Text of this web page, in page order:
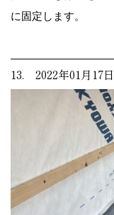
に固定します。
13. 2022年01月17日